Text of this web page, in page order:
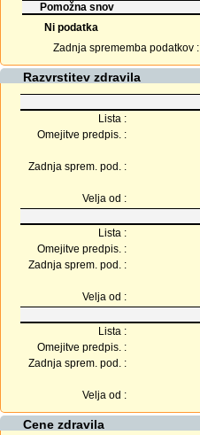
Pomožna snov
Ni podatka
Zadnja sprememba podatkov :
Razvrstitev zdravila
Lista :
Omejitve predpis. :
Zadnja sprem. pod. :
Velja od :
Lista :
Omejitve predpis. :
Zadnja sprem. pod. :
Velja od :
Lista :
Omejitve predpis. :
Zadnja sprem. pod. :
Velja od :
Cene zdravila